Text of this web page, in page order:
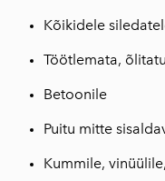
Kõikidele
Töötlemata,
Betoonile
Puitu mitte
Kummile,